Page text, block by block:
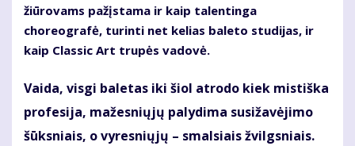
žiūrovams pažįstama ir kaip talentinga
choreografė, turinti net kelias baleto studijas, ir
kaip Classic Art trupės vadovė.
Vaida, visgi baletas iki šiol atrodo kiek mistiška
profesija, mažesniųjų palydima susižavėjimo
šūksniais, o vyresniųjų – smalsiais žvilgsniais.